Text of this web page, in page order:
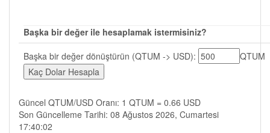
Başka bir değer ile hesaplamak istermisiniz?
Başka bir değer dönüştürün (QTUM -> USD):
QTUM
Güncel QTUM/USD Oranı: 1 QTUM = 0.66 USD
Son Güncelleme Tarihi: 08 Ağustos 2026, Cumartesi
17:40:02